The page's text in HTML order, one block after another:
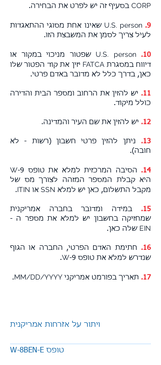
CORP בסעיף זה יש לפרט את הבחירה.
9.
U.S. person שאינו אחת מסוגי ההתאגדות
לעיל צריך לסמן את המשבצת הזו.
10.
U.S. person שפטור מניכוי במקור או
דיווח במסגרתFATCA יזין את קוד הפטור שלו
כאן, בדרך כלל לא מדובר באדם פרטי.
11.
יש להזין את הרחוב ומספר הבית והדירה
כולל מיקוד.
12. יש להזין את שם העיר והמדינה.
13.
ניתן להזין פרטי חשבון (רשות - לא
חובה).
14. הסיבה המרכזית למלא את טופס W-9
היא קבלת המספר המזהה לצורך מס של
מקבל התשלום, כאן יש למלא SSN או ITIN
.
15.
במידה ומדובר בחברה אמריקנית
שמחזיקה בחשבון יש למלא את מספר ה -
EIN שלה כאן.
16.
חתימת האדם הפרטי, החברה או הגוף
שנדרש למלא את טופס
W-9.
17. תאריך בפורמט אמריקני MM/DD/YYYY
.
ויתור על אזרחות אמריקנית
W-8BEN-E טופס